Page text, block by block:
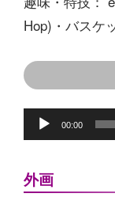
Hop)・バスケ
00:00
外画